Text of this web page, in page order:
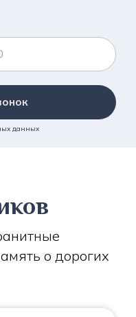
данных
о дорогих